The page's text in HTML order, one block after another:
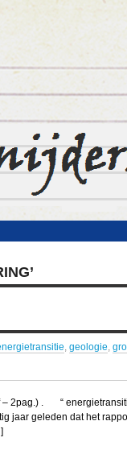
, geologie,
. “ energietransitie
dat het rapport